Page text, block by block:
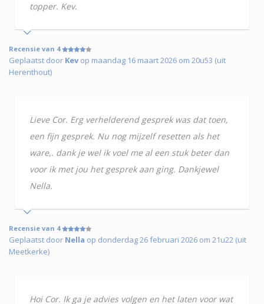
topper. Kev.
Recensie van 4
Geplaatst door Kevop maandag 16 maart 2026 om 20u53 (uit
Herenthout)
Lieve Cor. Erg verhelderend gesprek was dat toen,
een fijn gesprek. Nu nog mijzelf resetten als het
ware,. dank je wel ik voel me al een stuk beter dan
voor ik met jou het gesprek aan ging. Dankjewel
Nella.
Recensie van 4
Geplaatst door Nella op donderdag 26 februari 2026 om 21u22 (uit
Meetkerke)
Hoi Cor. Ik ga je advies volgen en het laten voor wat